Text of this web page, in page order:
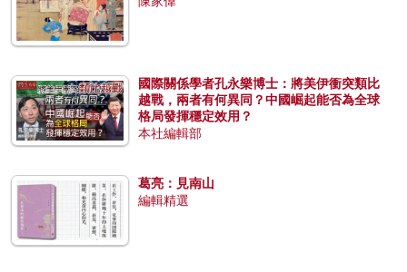
國際關係學者孔永樂博士：將美伊衝突類比
越戰，兩者有何異同？中國崛起能否為全球
格局發揮穩定效用？
本社編輯部
葛亮：見南山
編輯精選